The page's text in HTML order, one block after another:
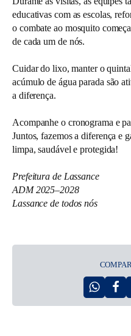
educativas com as escolas,
o combate ao mosquito
de cada um de nós.
Cuidar do lixo, manter o
acúmulo de água parada são
a diferença.
Acompanhe o cronograma e
Juntos, fazemos a diferença e
limpa, saudável e protegida!
Prefeitura de Lassance
ADM 2025–2028
Lassance de todos nós